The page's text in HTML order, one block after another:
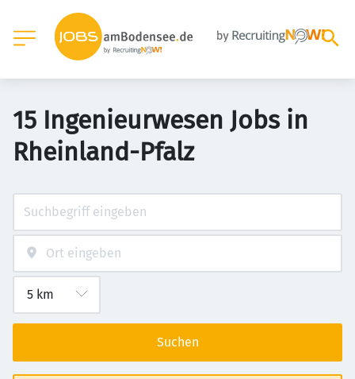
15 Ingenieurwesen Jobs in
Rheinland-Pfalz
Suchen